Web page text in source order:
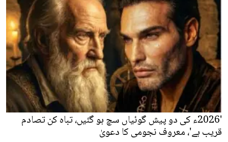
'2026ء کی دو پیش گوئیاں سچ ہو گئیں، تباہ کن تصادم
قریب ہے'، معروف نجومی کا دعویٰ